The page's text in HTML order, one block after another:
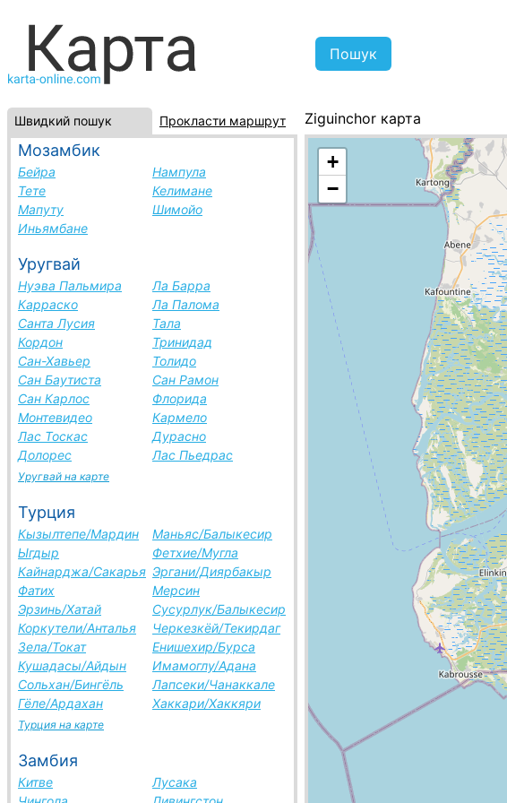
Швидкий пошук Прокласти маршрут
Мозамбик
Бейра
Нампула
Тете
Келимане
Мапуту
Шимойо
Иньямбане
Уругвай
Нуэва Пальмира
Ла Барра
Карраско
Ла Палома
Санта Лусия
Тала
Кордон
Тринидад
Сан-Хавьер
Толидо
Сан Баутиста
Сан Рамон
Сан Карлос
Флорида
Монтевидео
Кармело
Лас Тоскас
Дурасно
Долорес
Лас Пьедрас
Уругвай на карте
Турция
Кызылтепе/Мардин
Маньяс/Балыкесир
Ыгдыр
Фетхие/Мугла
Кайнарджа/Сакарья Эргани/Диярбакыр
Фатих
Мерсин
Эрзинь/Хатай
Сусурлук/Балыкесир
Коркутели/Анталья
Черкезкёй/Текирдаг
Зела/Токат
Енишехир/Бурса
Кушадасы/Айдын
Имамоглу/Адана
Сольхан/Бингёль
Лапсеки/Чанаккале
Гёле/Ардахан
Хаккари/Хаккяри
Турция на карте
Замбия
Китве
Лусака
Ziguinchor карта
Сенегал, список міст
+
−